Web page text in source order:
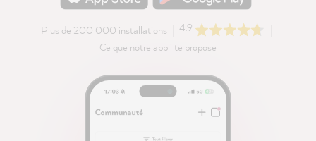
Plus de 200 000 installations
4.9
Ce que notre appli te propose